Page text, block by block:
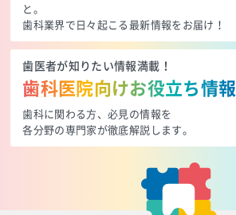
と。
歯科業界で日々起こる最新情報をお届け！
歯医者が知りたい情報満載！
歯科医院向けお役立ち情報
歯科に関わる方、必見の情報を
各分野の専門家が徹底解説します。